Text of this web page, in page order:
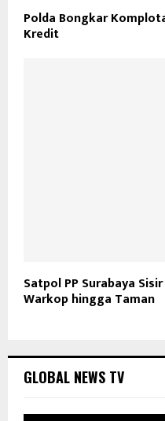
Polda Bongkar
Kredit
Satpol PP Surabaya
Warkop hingga Taman
GLOBAL NEWS TV